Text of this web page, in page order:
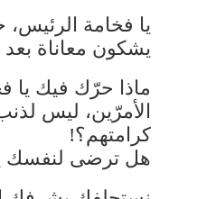
يا فخامة
يشكون معاناة
ماذا حرّك فيك يا
الأمرّين، ليس
كرامتهم؟!
هل ترضى لنفسك